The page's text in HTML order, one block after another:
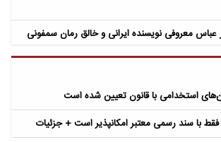
عباس معروفی نویسنده ایرانی و خالق رمان سمفونی
استخدامی با قانون تعیین شده است
با سند رسمی معتبر امکانپذیر است + جزئیات